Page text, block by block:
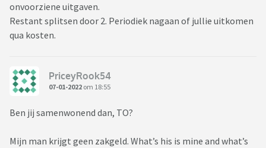
onvoorziene uitgaven.
Restant splitsen door 2. Periodiek nagaan of jullie uitkomen
qua kosten.
PriceyRook54
07-01-2022 om 18:55
Ben jij samenwonend dan, TO?
Mijn man krijgt geen zakgeld. What’s his is mine and what’s